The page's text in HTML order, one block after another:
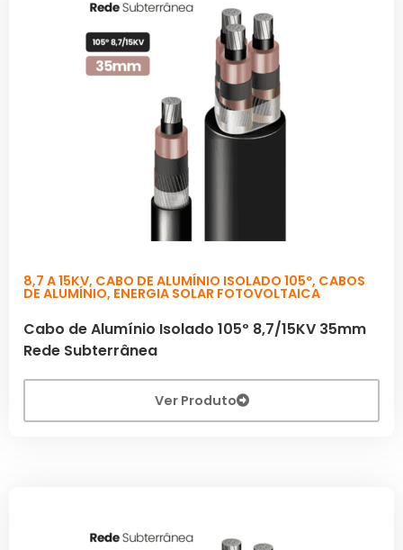
8,7 A 15KV, CABO DE ALUMÍNIO ISOLADO 105º, CABOS
DE ALUMÍNIO, ENERGIA SOLAR FOTOVOLTAICA
Cabo de Alumínio Isolado 105º 8,7/15KV 35mm
Rede Subterrânea
Ver Produto